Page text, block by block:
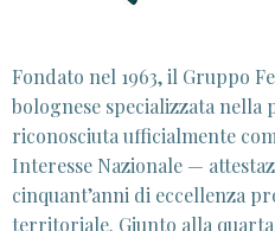
Fondato nel 1963, il Gruppo
bolognese specializzata nella
riconosciuta ufficialmente
Interesse Nazionale —
cinquant’anni di eccellenza
territoriale. Giunto alla